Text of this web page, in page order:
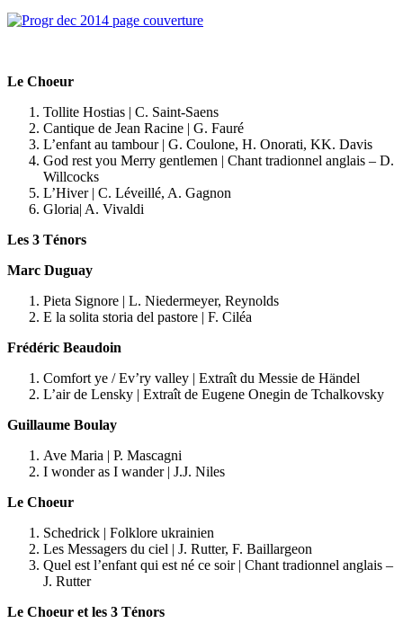
Le Choeur
Tollite Hostias | C. Saint-Saens
Cantique de Jean Racine | G. Fauré
L’enfant au tambour | G. Coulone, H. Onorati, KK. Davis
God rest you Merry gentlemen | Chant tradionnel anglais – D.
Willcocks
L’Hiver | C. Léveillé, A. Gagnon
Gloria| A. Vivaldi
Les 3 Ténors
Marc Duguay
Pieta Signore | L. Niedermeyer, Reynolds
E la solita storia del pastore | F. Ciléa
Frédéric Beaudoin
Comfort ye / Ev’ry valley | Extraît du Messie de Händel
L’air de Lensky | Extraît de Eugene Onegin de Tchalkovsky
Guillaume Boulay
Ave Maria | P. Mascagni
I wonder as I wander | J.J. Niles
Le Choeur
Schedrick | Folklore ukrainien
Les Messagers du ciel | J. Rutter, F. Baillargeon
Quel est l’enfant qui est né ce soir | Chant tradionnel anglais –
J. Rutter
Le Choeur et les 3 Ténors